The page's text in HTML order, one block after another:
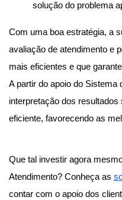
solução do problema
Com uma boa estratégia, a
avaliação de atendimento e
mais eficientes e que
A partir do apoio do Sistema
interpretação dos
eficiente, favorecendo as
Que tal investir agora
Atendimento? Conheça as
contar com o apoio dos